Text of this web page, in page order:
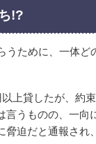
!?
ために、一体ど
上貸したが、約
うものの、一向
迫だと通報され